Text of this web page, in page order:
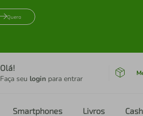
Quero
Olá!
Faça seu login para entrar
Smartphones Livros